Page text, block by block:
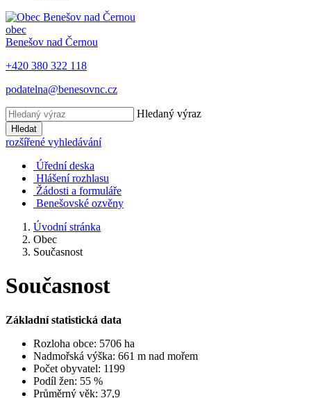
obec
Benešov nad Černou
+420 380 322 118
podatelna@benesovnc.cz
Hledaný výraz
Hledat
rozšířené vyhledávání
Úřední deska
Hlášení rozhlasu
Žádosti a formuláře
Benešovské ozvěny
Úvodní stránka
Obec
Současnost
Současnost
Základní statistická data
Rozloha obce: 5706 ha
Nadmořská výška: 661 m nad mořem
Počet obyvatel: 1199
Podíl žen: 55 %
Průměrný věk: 37,9